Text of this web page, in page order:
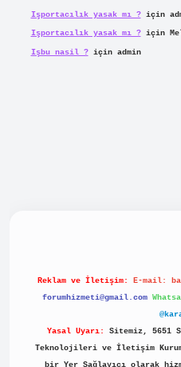
Işportacılık yasak mı ?için
Işportacılık yasak mı ?için
Işbu nasil ?için admin
Reklam ve İletişim: E-mail:
forumhizmeti@gmail.com
Yasal Uyarı:
Sitemiz, 5651
Teknolojileri ve İletişim